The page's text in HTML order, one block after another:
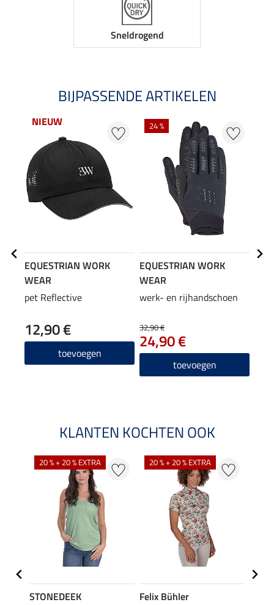
Sneldrogend
BIJPASSENDE ARTIKELEN
NIEUW
EQUESTRIAN WORK
WEAR
pet Reflective
12,90 €
toevoegen
24 %
EQUESTRIAN WORK
WEAR
werk- en rijhandschoen
32,90 €
24,90 €
toevoegen
KLANTEN KOCHTEN OOK
20 % + 20 % EXTRA
STONEDEEK
20 % + 20 % EXTRA
Felix Bühler